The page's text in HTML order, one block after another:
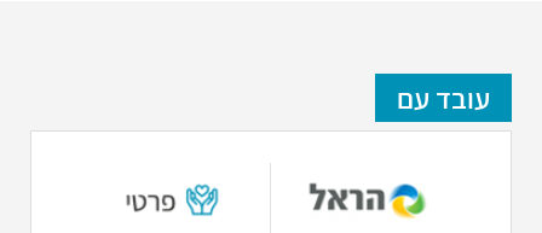
עובד עם